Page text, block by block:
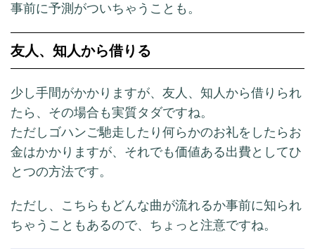
事前に予測がついちゃうことも。
友人、知人から借りる
少し手間がかかりますが、友人、知人から借りられ
たら、その場合も実質タダですね。
ただしゴハンご馳走したり何らかのお礼をしたらお
金はかかりますが、それでも価値ある出費としてひ
とつの方法です。
ただし、こちらもどんな曲が流れるか事前に知られ
ちゃうこともあるので、ちょっと注意ですね。